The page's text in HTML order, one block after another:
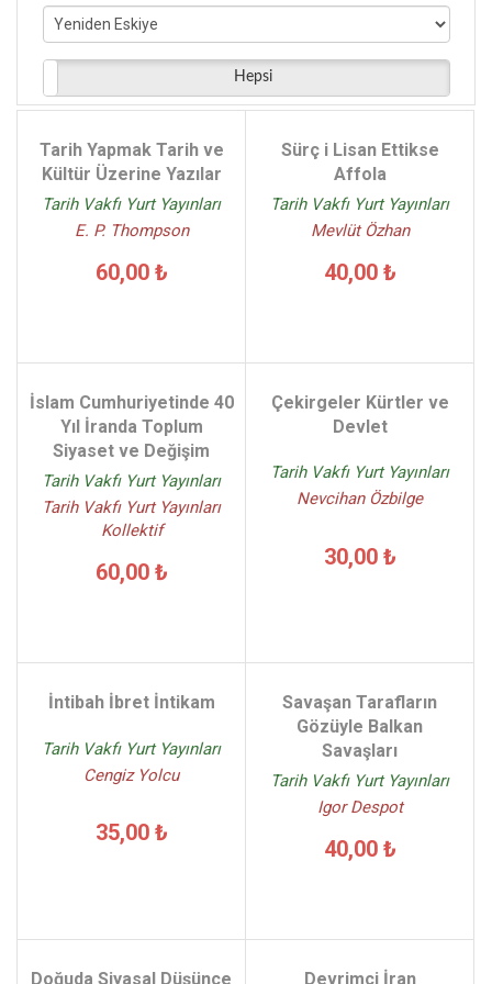
D.T.Ceylan G.Irzık - (2)
Leslie Peirce - (2)
Kemal Ğiray - (2)
Hepsi
Tarih Yapmak Tarih ve
Kültür Üzerine Yazılar
Tarih Vakfı Yurt Yayınları
E. P. Thompson
60,00 ₺
Sürç i Lisan Ettikse
Affola
Tarih Vakfı Yurt Yayınları
Mevlüt Özhan
40,00 ₺
İslam Cumhuriyetinde 40
Yıl İranda Toplum
Siyaset ve Değişim
Tarih Vakfı Yurt Yayınları
Tarih Vakfı Yurt Yayınları
Kollektif
60,00 ₺
Çekirgeler Kürtler ve
Devlet
Tarih Vakfı Yurt Yayınları
Nevcihan Özbilge
30,00 ₺
İntibah İbret İntikam
Tarih Vakfı Yurt Yayınları
Cengiz Yolcu
35,00 ₺
Savaşan Tarafların
Gözüyle Balkan
Savaşları
Tarih Vakfı Yurt Yayınları
Igor Despot
40,00 ₺
Doğuda Siyasal Düşünce Devrimci İran